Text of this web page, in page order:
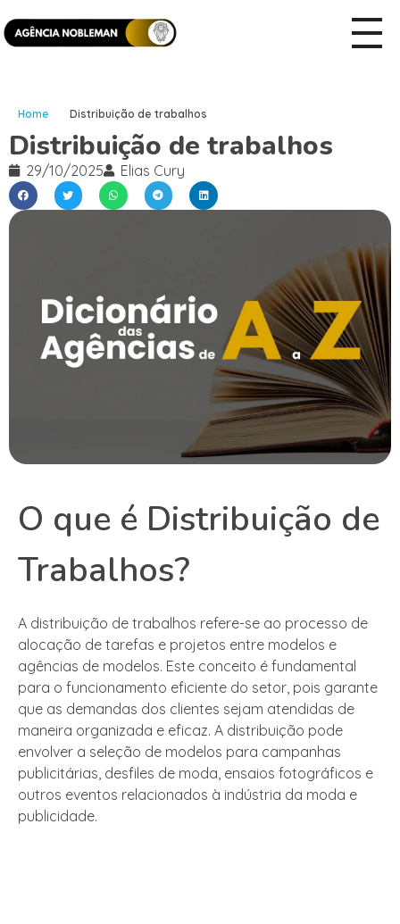
Home Distribuição de trabalhos
Distribuição de trabalhos
29/10/2025 Elias Cury
O que é Distribuição de
Trabalhos?
A distribuição de trabalhos refere-se ao processo de
alocação de tarefas e projetos entre modelos e
agências de modelos. Este conceito é fundamental
para o funcionamento eficiente do setor, pois garante
que as demandas dos clientes sejam atendidas de
maneira organizada e eficaz. A distribuição pode
envolver a seleção de modelos para campanhas
publicitárias, desfiles de moda, ensaios fotográficos e
outros eventos relacionados à indústria da moda e
publicidade.